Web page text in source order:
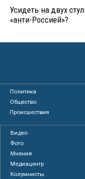
Усидеть на двух
«анти-Россией»?
Политика
Общество
Происшествия
Видео
Фото
Мнения
Медиацентр
Колумнисты